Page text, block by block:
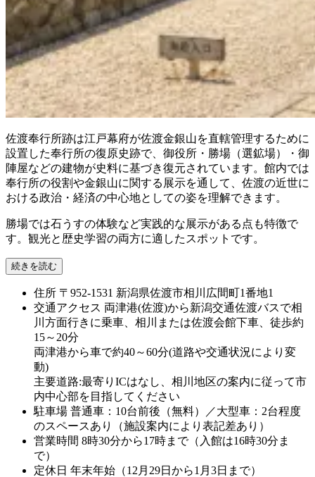
佐渡奉行所跡は江戸幕府が佐渡金銀山を直轄管理するために
設置した奉行所の復原史跡で、御役所・勝場（選鉱場）・御
陣屋などの建物が史料に基づき復元されています。館内では
奉行所の役割や金銀山に関する展示を通して、佐渡の近世に
おける政治・経済の中心地としての姿を理解できます。
勝場では石うすの体験など実践的な展示がある点も特徴で
す。観光と歴史学習の両方に適したスポットです。
続きを読む
住所 〒952-1531 新潟県佐渡市相川広間町1番地1
交通アクセス 両津港(佐渡)から新潟交通佐渡バスで相
川方面行きに乗車、相川または佐渡会館下車、徒歩約
15～20分
両津港から車で約40～60分(道路や交通状況により変
動)
主要道路:最寄りICはなし、相川地区の案内に従って市
内中心部を目指してください
駐車場 普通車：10台前後（無料）／大型車：2台程度
のスペースあり（施設案内により表記差あり）
営業時間 8時30分から17時まで（入館は16時30分ま
で）
定休日 年末年始（12月29日から1月3日まで）